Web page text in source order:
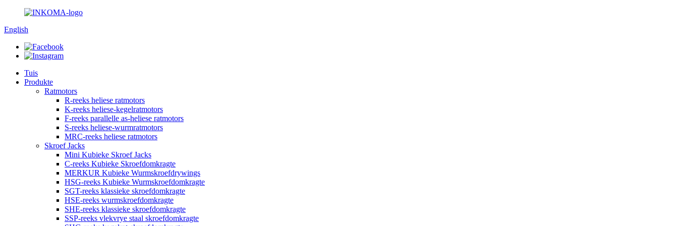
English
Tuis
Produkte
Ratmotors
R-reeks heliese ratmotors
K-reeks heliese-kegelratmotors
F-reeks parallelle as-heliese ratmotors
S-reeks heliese-wurmratmotors
MRC-reeks heliese ratmotors
Skroef Jacks
Mini Kubieke Skroef Jacks
C-reeks Kubieke Skroefdomkragte
MERKUR Kubieke Wurmskroefdrywings
HSG-reeks Kubieke Wurmskroefdomkragte
SGT-reeks klassieke skroefdomkragte
HSE-reeks wurmskroefdomkragte
SHE-reeks klassieke skroefdomkragte
SSP-reeks vlekvrye staal skroefdomkragte